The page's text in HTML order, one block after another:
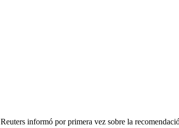
Reuters informó por primera vez sobre la